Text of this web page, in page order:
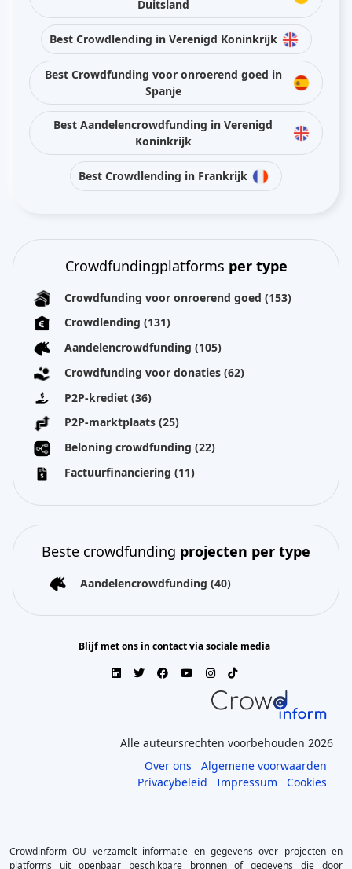
Duitsland
Best Crowdlending in Verenigd Koninkrijk
Best Crowdfunding voor onroerend goed in
Spanje
Best Aandelencrowdfunding in Verenigd
Koninkrijk
Best Crowdlending in Frankrijk
Crowdfundingplatforms per type
Crowdfunding voor onroerend goed (153)
Crowdlending (131)
Aandelencrowdfunding (105)
Crowdfunding voor donaties (62)
P2P-krediet (36)
P2P-marktplaats (25)
Beloning crowdfunding (22)
Factuurfinanciering (11)
Beste crowdfunding projecten per type
Aandelencrowdfunding (40)
Blijf met ons in contact via sociale media
Alle auteursrechten voorbehouden 2026
Over ons
Algemene voorwaarden
Privacybeleid
Impressum Cookies
Crowdinform OU verzamelt informatie en gegevens over projecten en
platforms uit openbaar beschikbare bronnen of gegevens die door